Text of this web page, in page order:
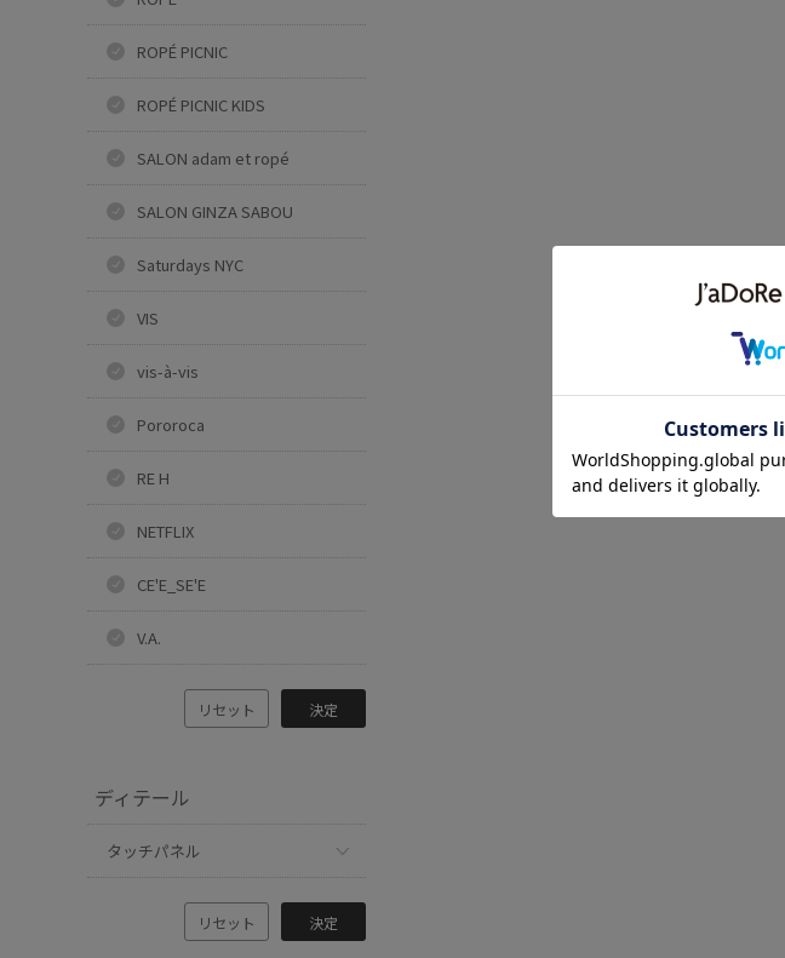
ROPÉ PICNIC
ROPÉ PICNIC KIDS
SALON adam et ropé
SALON GINZA SABOU
Saturdays NYC
VIS
vis-à-vis
Pororoca
RE H
NETFLIX
CE'E_SE'E
V.A.
リセット 決定
ディテール
タッチパネル
リセット 決定